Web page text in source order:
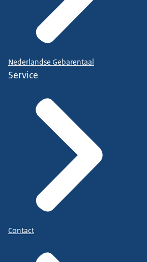
Nederlandse Gebarentaal
Service
Contact